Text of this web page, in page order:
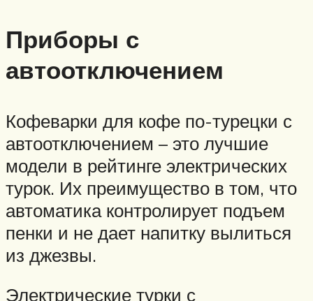
Приборы с
автоотключением
Кофеварки для кофе по-турецки с
автоотключением – это лучшие
модели в рейтинге электрических
турок. Их преимущество в том, что
автоматика контролирует подъем
пенки и не дает напитку вылиться
из джезвы.
Электрические турки с